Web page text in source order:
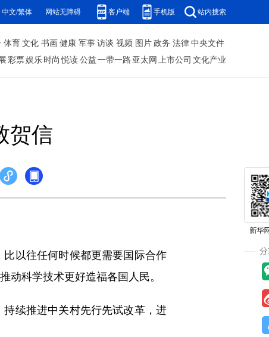
中文/繁体 网站无障碍 客户端 手机版 站内搜索
体育 文化 书画 健康 军事 访谈 视频 图片 政务 法律 中央文件
彩票娱乐 时尚 悦读 公益 一带一路 亚太网 上市公司 文化产业
贺信
以往任何时候都更需要国际合作
动科学技术更好造福各国人民。
续推进中关村先行先试改革，进